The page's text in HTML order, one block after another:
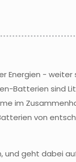
Energien - weiter
Batterien sind
im
von
und geht dabei